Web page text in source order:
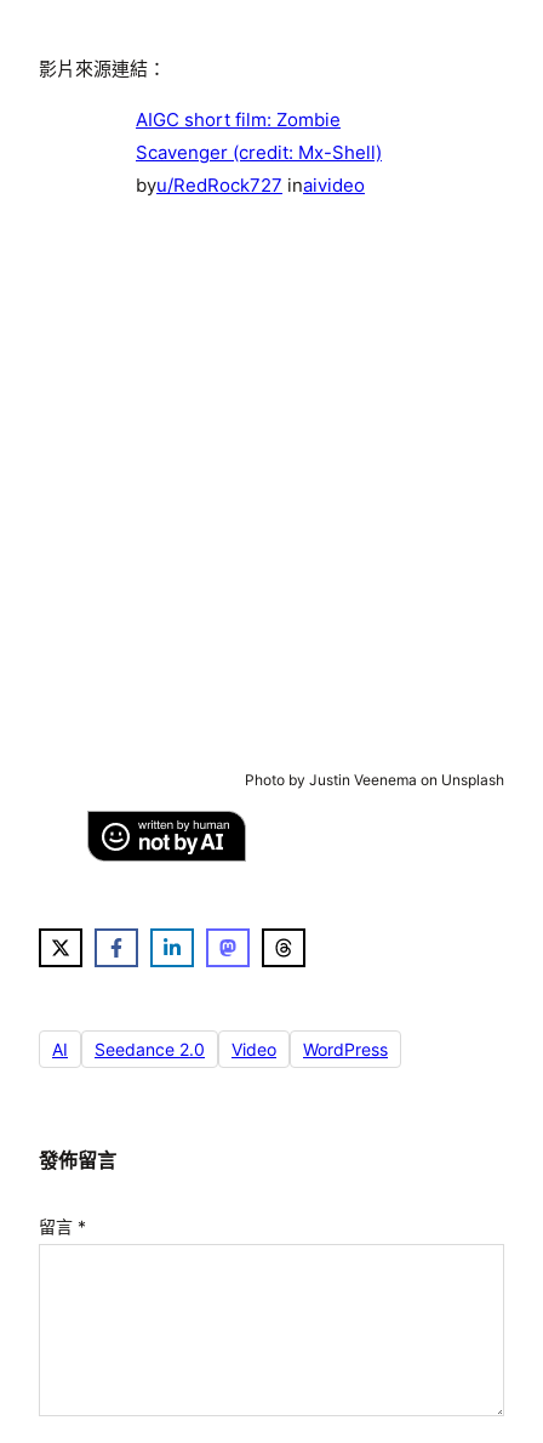
影片來源連結：
AIGC short film: Zombie
Scavenger (credit: Mx-Shell)
byu/RedRock727 inaivideo
Photo by Justin Veenema on Unsplash
AI Seedance 2.0 Video WordPress
發佈留言
留言 *